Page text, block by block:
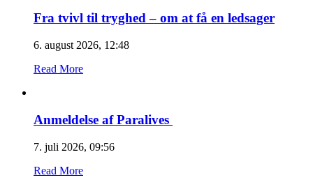
Fra tvivl til tryghed – om at få en ledsager
6. august 2026, 12:48
Read More
Anmeldelse af Paralives
7. juli 2026, 09:56
Read More